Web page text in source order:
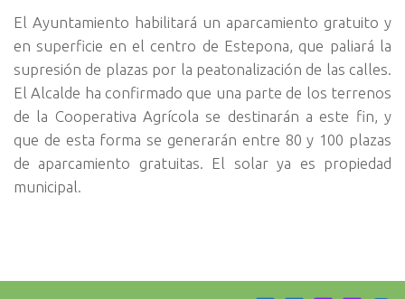
El Ayuntamiento habilitará un aparcamiento gratuito y
en superficie en el centro de Estepona, que paliará la
supresión de plazas por la peatonalización de las calles.
El Alcalde ha confirmado que una parte de los terrenos
de la Cooperativa Agrícola se destinarán a este fin, y
que de esta forma se generarán entre 80 y 100 plazas
de aparcamiento gratuitas. El solar ya es propiedad
municipal.